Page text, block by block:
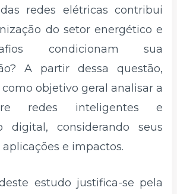
redes elétricas contribui
do setor energético e
condicionam sua
A partir dessa questão,
objetivo geral analisar a
redes inteligentes e
digital, considerando seus
e impactos.
estudo justifica-se pela